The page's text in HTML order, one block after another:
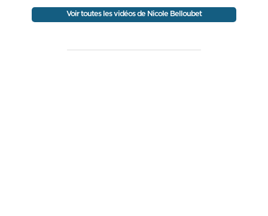
Voir toutes les vidéos de Nicole Belloubet